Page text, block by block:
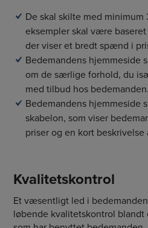
De skal skilte med minimum
eksempler skal være
der viser et bredt spænd i
Bedemandens hjemmeside
om de særlige forhold, du
med tilbud hos bedemanden.
Bedemandens hjemmeside
skabelon, som viser
priser og en kort beskrivelse
Kvalitetskontrol
Et væsentligt led i
løbende kvalitetskontrol blandt